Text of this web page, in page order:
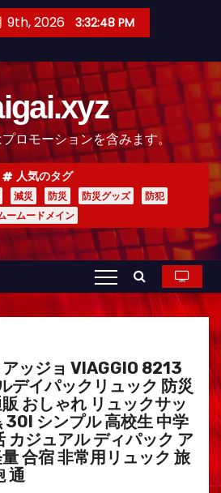
9th, 2026 3:32:50 PM
ロモーションを含みます。
人気のタグ
減災 防災 防災グッズ
防犯
ームードメイン
アッジョ VIAGGIO 8213
デイパックリュック 防災
おしゃれ リュックサッ
30l シンプル 高校生 中学
カジュアル ディパック ア
合宿 非常用リュック 旅
通